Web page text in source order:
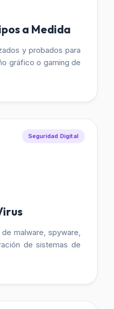
a Medida
y probados para
gráfico o gaming de
Seguridad Digital
malware, spyware,
de sistemas de